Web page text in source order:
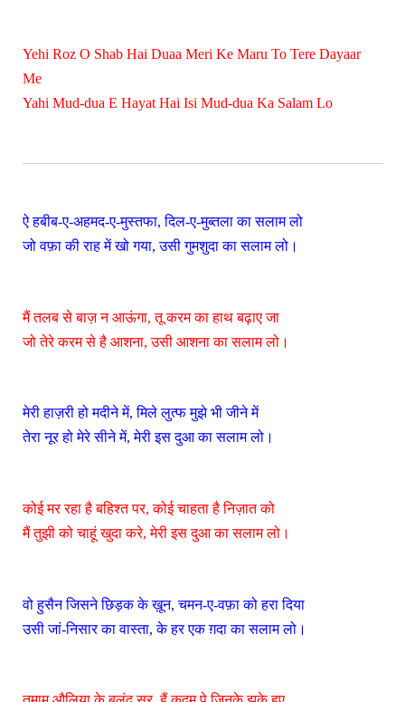
Yehi Roz O Shab Hai Duaa Meri Ke Maru To Tere Dayaar
Me
Yahi Mud-dua E Hayat Hai Isi Mud-dua Ka Salam Lo
ऐ हबीब-ए-अहमद-ए-मुस्तफा, दिल-ए-मुब्तला का सलाम लो
जो वफ़ा की राह में खो गया, उसी गुमशुदा का सलाम लो।
मैं तलब से बाज़ न आऊंगा, तू करम का हाथ बढ़ाए जा
जो तेरे करम से है आशना, उसी आशना का सलाम लो।
मेरी हाज़री हो मदीने में, मिले लुत्फ मुझे भी जीने में
तेरा नूर हो मेरे सीने में, मेरी इस दुआ का सलाम लो।
कोई मर रहा है बहिश्त पर, कोई चाहता है निज़ात को
मैं तुझी को चाहूं खुदा करे, मेरी इस दुआ का सलाम लो।
वो हुसैन जिसने छिड़क के ख़ून, चमन-ए-वफ़ा को हरा दिया
उसी जां-निसार का वास्ता, के हर एक ग़दा का सलाम लो।